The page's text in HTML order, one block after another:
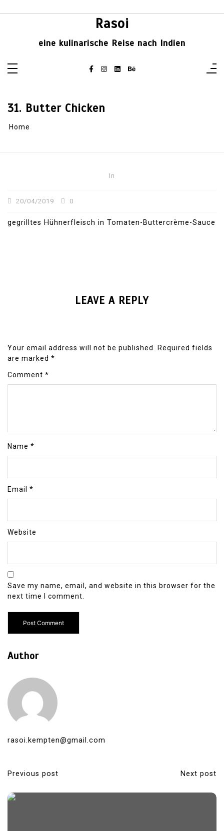
Rasoi
eine kulinarische Reise nach Indien
31. Butter Chicken
Home
In
20/04/2019 0
gegrilltes Hühnerfleisch in Tomaten-Buttercrème-Sauce
LEAVE A REPLY
Your email address will not be published. Required fields
are marked *
Comment *
Name *
Email *
Website
Save my name, email, and website in this browser for the
next time I comment.
Author
rasoi.kempten@gmail.com
P
o
Previous post Next post